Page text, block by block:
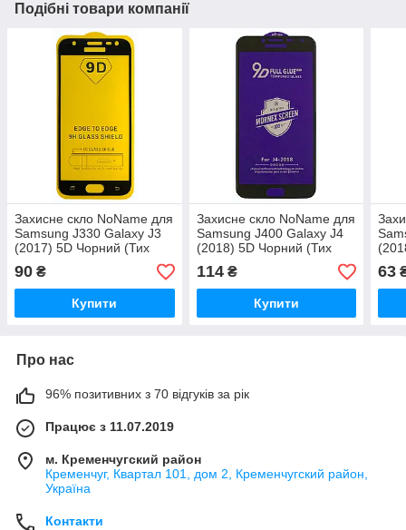
Подібні товари компанії
Захисне скло NoName для
Samsung J330 Galaxy J3
(2017) 5D Чорний (Тих
90 ₴
Купити
Захисне скло NoName для
Samsung J400 Galaxy J4
(2018) 5D Чорний (Тих
114₴
Купити
63
Про нас
96% позитивних з 70 відгуків за рік
Працює з 11.07.2019
м. Кременчугский район
Кременчуг, Квартал 101, дом 2, Кременчугский район,
Україна
Контакти